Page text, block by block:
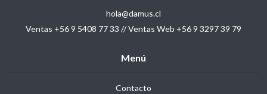
hola@damus.cl
Ventas +56 9 5408 77 33 // Ventas Web +56 9 3297 39 79
Menú
Contacto